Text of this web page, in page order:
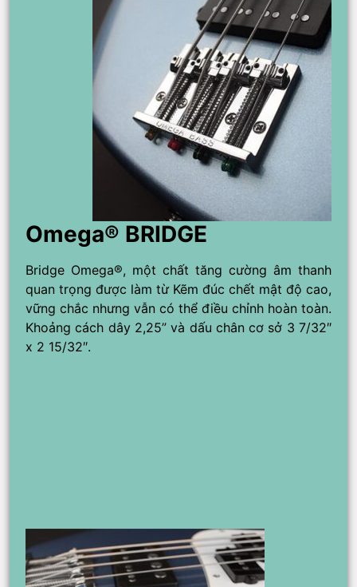
Omega® BRIDGE
Bridge Omega®, một chất tăng cường âm thanh
quan trọng được làm từ Kẽm đúc chết mật độ cao,
vững chắc nhưng vẫn có thể điều chỉnh hoàn toàn.
Khoảng cách dây 2,25” và dấu chân cơ sở 3 7/32″
x 2 15/32″.